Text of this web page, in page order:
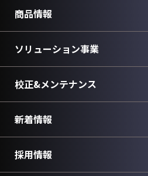
商品情報
ソリューション事業
校正&メンテナンス
新着情報
採用情報